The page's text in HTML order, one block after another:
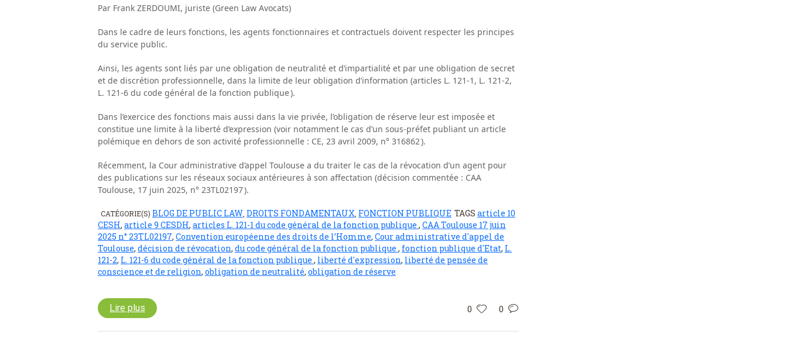
Par Frank ZERDOUMI, juriste (Green Law Avocats)
Dans le cadre de leurs fonctions, les agents fonctionnaires et contractuels doivent respecter les principes
du service public.
Ainsi, les agents sont liés par une obligation de neutralité et d’impartialité et par une obligation de secret
et de discrétion professionnelle, dans la limite de leur obligation d’information (articles L. 121-1, L. 121-2,
L. 121-6 du code général de la fonction publique ).
Dans l’exercice des fonctions mais aussi dans la vie privée, l’obligation de réserve leur est imposée et
constitue une limite à la liberté d’expression (voir notamment le cas d’un sous-préfet publiant un article
polémique en dehors de son activité professionnelle : CE, 23 avril 2009, n° 316862 ).
Récemment, la Cour administrative d’appel Toulouse a du traiter le cas de la révocation d’un agent pour
des publications sur les réseaux sociaux antérieures à son affectation (décision commentée : CAA
Toulouse, 17 juin 2025, n° 23TL02197 ).
CATÉGORIE(S) BLOG DE PUBLIC LAW, DROITS FONDAMENTAUX, FONCTION PUBLIQUE TAGS article 10
CESH, article 9 CESDH, articles L. 121-1 du code général de la fonction publique , CAA Toulouse 17 juin
2025 n° 23TL02197, Convention européenne des droits de l’Homme, Cour administrative d'appel de
Toulouse, décision de révocation, du code général de la fonction publique , fonction publique d'Etat, L.
121-2, L. 121-6 du code général de la fonction publique , liberté d'expression, liberté de pensée de
conscience et de religion, obligation de neutralité, obligation de réserve
0 0
Lire plus